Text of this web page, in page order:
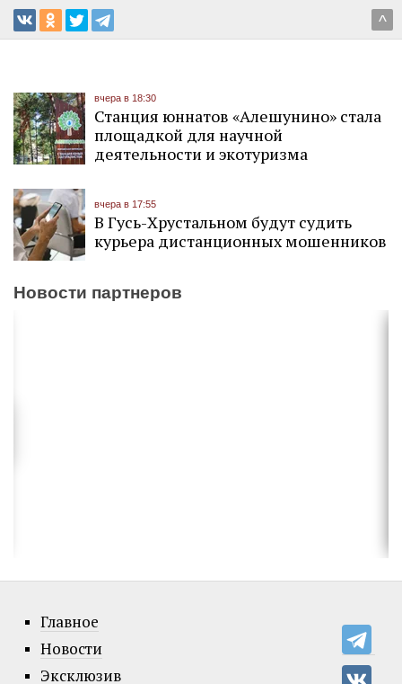
^
вчера в 18:30
Станция юннатов «Алешунино» стала
площадкой для научной
деятельности и экотуризма
вчера в 17:55
В Гусь-Хрустальном будут судить
курьера дистанционных мошенников
Новости партнеров
Главное
Новости
Эксклюзив